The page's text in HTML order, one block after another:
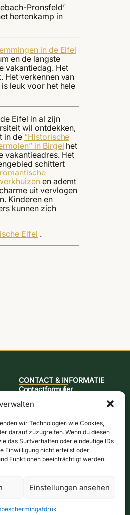
wir Technologien wie Cookies,
darauf zuzugreifen. Wenn du diesen
das Surfverhalten oder eindeutige IDs
Einwilligung nicht erteilst oder
Funktionen beeinträchtigt werden.
Einstellungen ansehen
afdruk
Pronsfeld”
hertenkamp in
in de Eifel
en de langste
vakantiedag. Het
Het verkennen van
leuk voor het hele
Eifel in al zijn
wil ontdekken,
in de “Historische
in Birgel het
vakantieadres. Het
schittert
romantische
en ademt
uit vervlogen
Kinderen en
kunnen zich
Eifel .
CONTACT & INFORMATIE
Contactformulier
Openingstijden
Nieuwsbrief
Online winkel
Bonnen